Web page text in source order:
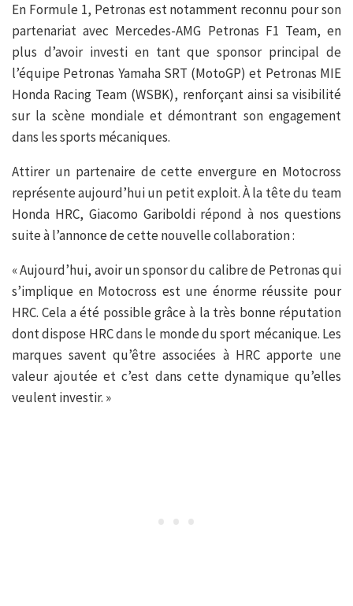
En Formule 1, Petronas est notamment reconnu pour son
partenariat avec Mercedes-AMG Petronas F1 Team, en
plus d’avoir investi en tant que sponsor principal de
l’équipe Petronas Yamaha SRT (MotoGP) et Petronas MIE
Honda Racing Team (WSBK), renforçant ainsi sa visibilité
sur la scène mondiale et démontrant son engagement
dans les sports mécaniques.
Attirer un partenaire de cette envergure en Motocross
représente aujourd’hui un petit exploit. À la tête du team
Honda HRC, Giacomo Gariboldi répond à nos questions
suite à l’annonce de cette nouvelle collaboration :
« Aujourd’hui, avoir un sponsor du calibre de Petronas qui
s’implique en Motocross est une énorme réussite pour
HRC. Cela a été possible grâce à la très bonne réputation
dont dispose HRC dans le monde du sport mécanique. Les
marques savent qu’être associées à HRC apporte une
valeur ajoutée et c’est dans cette dynamique qu’elles
veulent investir. »